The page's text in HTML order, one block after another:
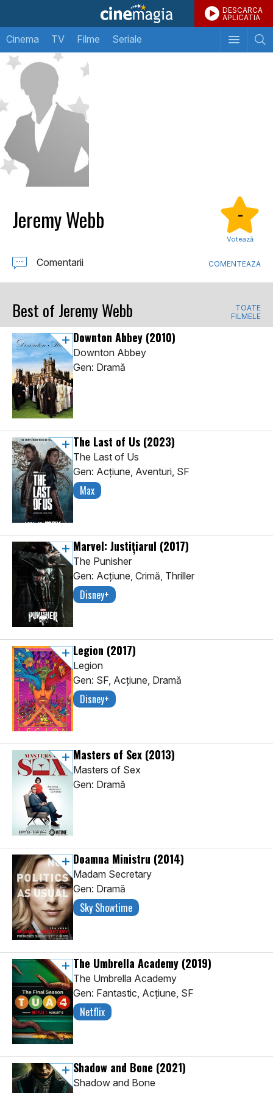
DESCARCA
APLICATIA
Cinema TV Filme Seriale
Jeremy Webb -
Votează
Comentarii COMENTEAZA
Best of Jeremy Webb
TOATE
FILMELE
Downton Abbey (2010)
Downton Abbey
Gen: Dramă
The Last of Us (2023)
The Last of Us
Gen: Acţiune, Aventuri, SF
Max
Marvel: Justițiarul (2017)
The Punisher
Gen: Acţiune, Crimă, Thriller
Disney+
Legion (2017)
Legion
Gen: SF, Acţiune, Dramă
Disney+
Masters of Sex (2013)
Masters of Sex
Gen: Dramă
Doamna Ministru (2014)
Madam Secretary
Gen: Dramă
Sky Showtime
The Umbrella Academy (2019)
The Umbrella Academy
Gen: Fantastic, Acţiune, SF
Netflix
Shadow and Bone (2021)
Shadow and Bone